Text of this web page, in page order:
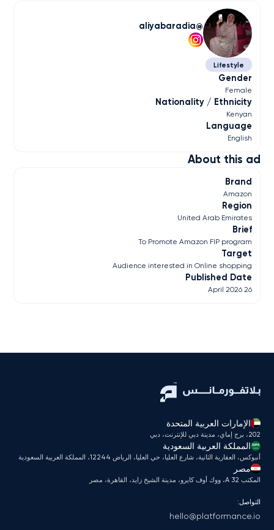
About this ad
Brand
Amazon
Region
United Arab Emirates
Brief
To Promote Amazon FIP program
Target
Audience interested in Online shopping
Published Date
26 April 2026
aliyabaradia
Lifestyle
Gender
Female
Nationality / Ethnicity
Kenyan
Language
English
الإمارات العربية المتحدة
202، برج إماي، مدينة دبي للإنترنت، دبي
المملكة العربية السعودية
أنبوكس، العقارية الثانية، شارع العليا، حي العليا، الرياض 12244، المملكة العربية السعودية
مصر
المكتب A 32، ووك أوف كايرو، مدينة الشيخ زايد، القاهرة، مصر
التواصل:
hello@platformance.io